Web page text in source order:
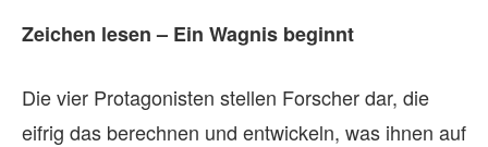
Zeichen lesen – Ein Wagnis beginnt
Die vier Protagonisten stellen Forscher dar, die
eifrig das berechnen und entwickeln, was ihnen auf